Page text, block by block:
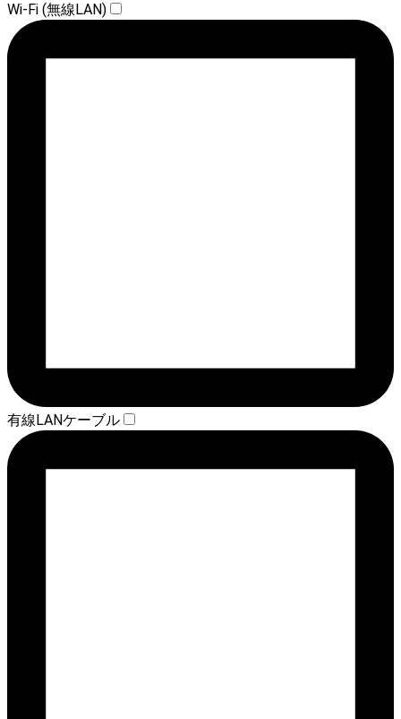
Wi-Fi (無線LAN)
有線LANケーブル